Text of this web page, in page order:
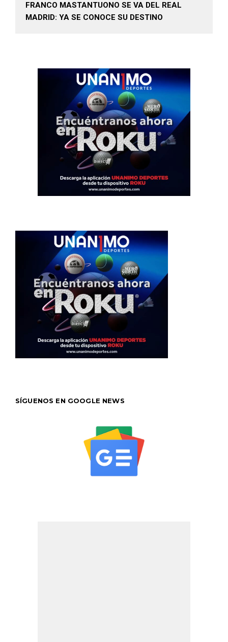
FRANCO MASTANTUONO SE VA DEL REAL
MADRID: YA SE CONOCE SU DESTINO
SÍGUENOS EN GOOGLE NEWS